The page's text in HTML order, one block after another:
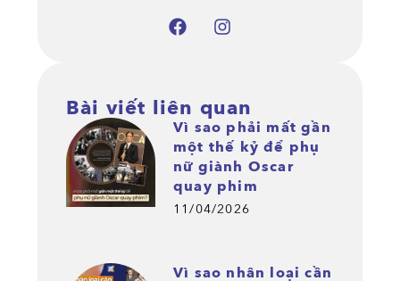
Bài viết liên quan
Vì sao phải mất gần
một thế kỷ để phụ
nữ giành Oscar
quay phim
11/04/2026
Vì sao nhân loại cần